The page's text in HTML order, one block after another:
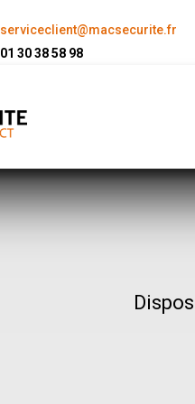
serviceclient@macsecurite.fr
01 30 38 58 98